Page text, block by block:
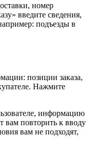
номер
введите сведения,
подъезды в
позиции заказа,
Нажмите
информацию
вам повторить к вводу
вам не подходят,